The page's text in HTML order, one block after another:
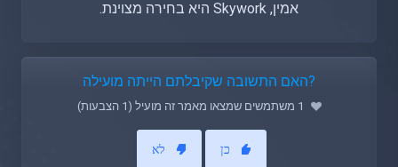
אמין, Skywork היא בחירה מצוינת.
?האם התשובה שקיבלתם הייתה מועילה
1 משתמשים שמצאו מאמר זה מועיל (1 הצבעות)
כן לא